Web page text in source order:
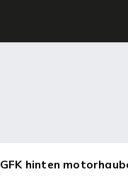
GFK hinten